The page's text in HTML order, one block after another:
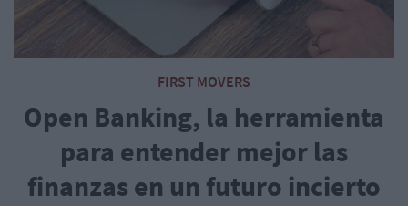
FIRST MOVERS
Open Banking, la herramienta
para entender mejor las
finanzas en un futuro incierto